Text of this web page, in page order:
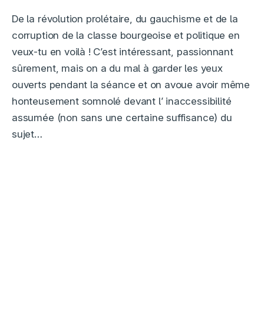
De la révolution prolétaire, du gauchisme et de la
corruption de la classe bourgeoise et politique en
veux-tu en voilà ! C’est intéressant, passionnant
sûrement, mais on a du mal à garder les yeux
ouverts pendant la séance et on avoue avoir même
honteusement somnolé devant l’ inaccessibilité
assumée (non sans une certaine suffisance) du
sujet…